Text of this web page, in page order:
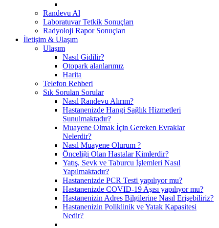
Randevu Al
Laboratuvar Tetkik Sonuçları
Radyoloji Rapor Sonuçları
İletişim & Ulaşım
Ulaşım
Nasıl Gidilir?
Otopark alanlarımız
Harita
Telefon Rehberi
Sık Sorulan Sorular
Nasıl Randevu Alırım?
Hastanenizde Hangi Sağlık Hizmetleri
Sunulmaktadır?
Muayene Olmak İçin Gereken Evraklar
Nelerdir?
Nasıl Muayene Olurum ?
Önceliği Olan Hastalar Kimlerdir?
Yatış, Sevk ve Taburcu İşlemleri Nasıl
Yapılmaktadır?
Hastanenizde PCR Testi yapılıyor mu?
Hastanenizde COVID-19 Aşısı yapılıyor mu?
Hastanenizin Adres Bilgilerine Nasıl Erişebiliriz?
Hastanenizin Poliklinik ve Yatak Kapasitesi
Nedir?